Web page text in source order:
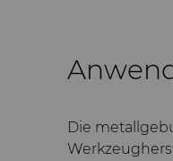
Die